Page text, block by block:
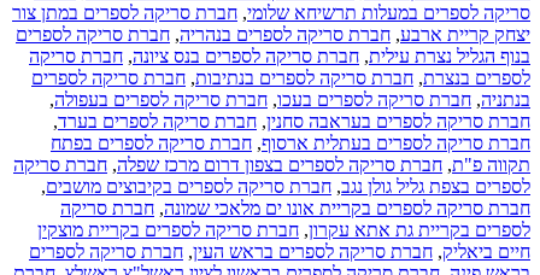
סריקה לספרים במעלות תרשיחא שלומי, חברת סריקה לספרים במתן צור
יצחק קריית ארבע, חברת סריקה לספרים בנהריה, חברת סריקה לספרים
בנוף הגליל נצרת עילית, חברת סריקה לספרים בנס ציונה, חברת סריקה
לספרים בנצרת, חברת סריקה לספרים בנתיבות, חברת סריקה לספרים
בנתניה, חברת סריקה לספרים בעכו, חברת סריקה לספרים בעפולה,
חברת סריקה לספרים בעראבה סחנין, חברת סריקה לספרים בערד,
חברת סריקה לספרים בעתלית ארסוף, חברת סריקה לספרים בפתח
תקווה פ"ת, חברת סריקה לספרים בצפון דרום מרכז שפלה, חברת סריקה
לספרים בצפת גליל גולן נגב, חברת סריקה לספרים בקיבוצים מושבים,
חברת סריקה לספרים בקריית אונו ים מלאכי שמונה, חברת סריקה
לספרים בקריית גת אתא עקרון, חברת סריקה לספרים בקריית מוצקין
חיים ביאליק, חברת סריקה לספרים בראש העין, חברת סריקה לספרים